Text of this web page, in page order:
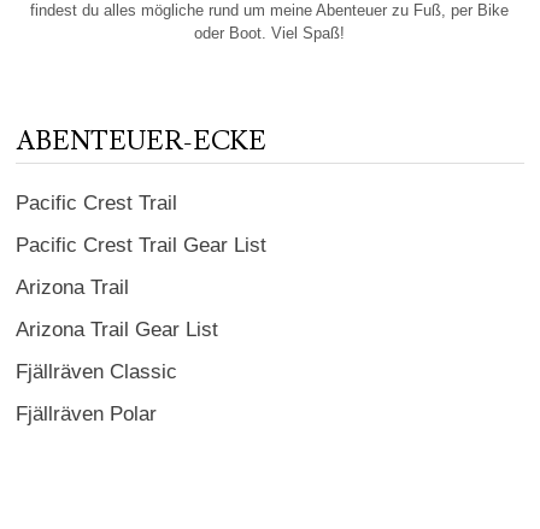
findest du alles mögliche rund um meine Abenteuer zu Fuß, per Bike
oder Boot. Viel Spaß!
ABENTEUER-ECKE
Pacific Crest Trail
Pacific Crest Trail Gear List
Arizona Trail
Arizona Trail Gear List
Fjällräven Classic
Fjällräven Polar